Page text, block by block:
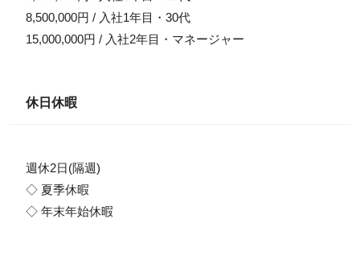
8,500,000円 / 入社1年目・30代
15,000,000円 / 入社2年目・マネージャー
休日休暇
週休2日(隔週)
◇ 夏季休暇
◇ 年末年始休暇